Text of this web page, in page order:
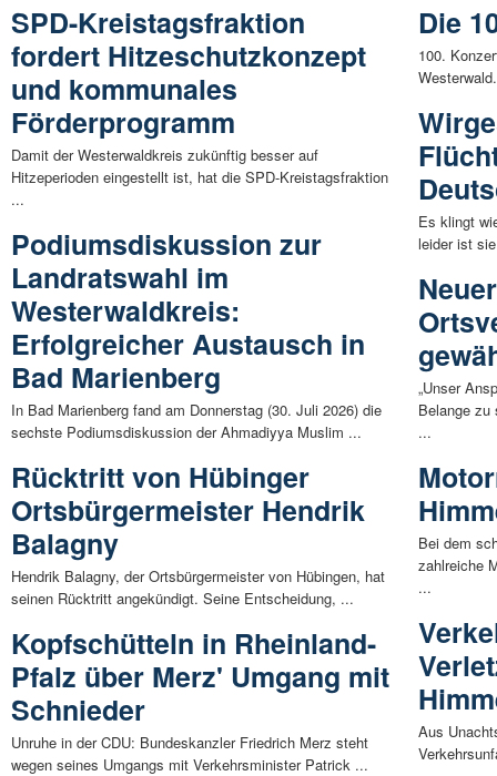
SPD-Kreistagsfraktion
fordert Hitzeschutzkonzept
und kommunales
Förderprogramm
Damit der Westerwaldkreis zukünftig besser auf
Hitzeperioden eingestellt ist, hat die SPD-Kreistagsfraktion
...
Podiumsdiskussion zur
Landratswahl im
Westerwaldkreis:
Erfolgreicher Austausch in
Bad Marienberg
In Bad Marienberg fand am Donnerstag (30. Juli 2026) die
sechste Podiumsdiskussion der Ahmadiyya Muslim ...
Rücktritt von Hübinger
Ortsbürgermeister Hendrik
Balagny
Hendrik Balagny, der Ortsbürgermeister von Hübingen, hat
seinen Rücktritt angekündigt. Seine Entscheidung, ...
Kopfschütteln in Rheinland-
Pfalz über Merz' Umgang mit
Schnieder
Unruhe in der CDU: Bundeskanzler Friedrich Merz steht
wegen seines Umgangs mit Verkehrsminister Patrick ...
Die
100.
Es klingt
leider ist
„Unser
Belange zu
...
Bei dem
zahlreiche
...
Aus